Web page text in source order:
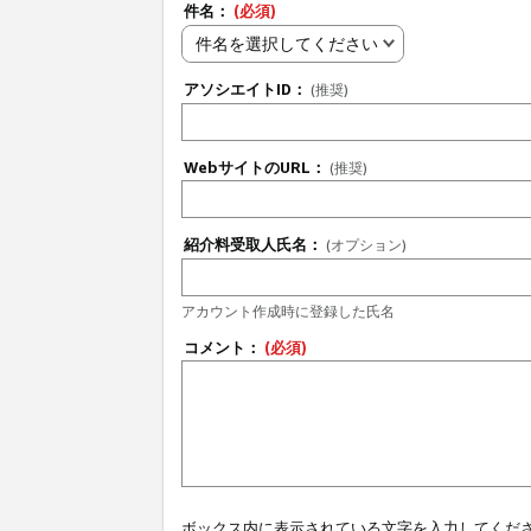
件名： (必須)
件名を選択してください
アソシエイトID： (推奨)
WebサイトのURL： (推奨)
紹介料受取人氏名： (オプション)
アカウント作成時に登録した氏名
コメント： (必須)